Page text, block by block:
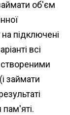
об'єм
підключені
всі
створеними
займати